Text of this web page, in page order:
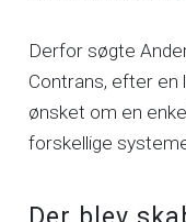
Derfor søgte
Contrans, efter en
ønsket om en
forskellige